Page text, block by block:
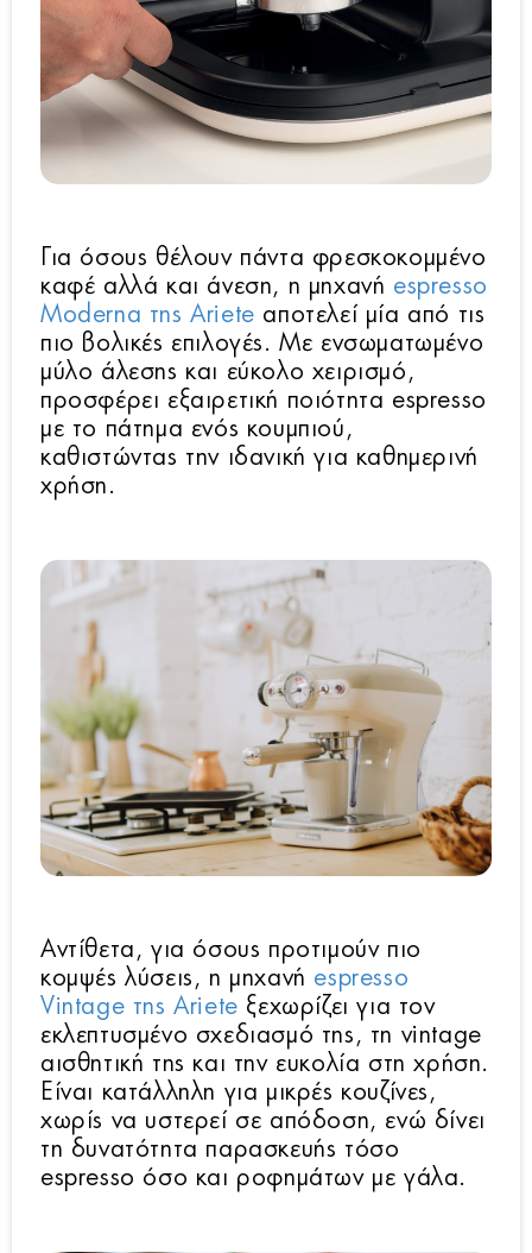
Για όσους θέλουν πάντα φρεσκοκομμένο
καφέ αλλά και άνεση, η μηχανή espresso
Moderna της Ariete αποτελεί μία από τις
πιο βολικές επιλογές. Με ενσωματωμένο
μύλο άλεσης και εύκολο χειρισμό,
προσφέρει εξαιρετική ποιότητα espresso
με το πάτημα ενός κουμπιού,
καθιστώντας την ιδανική για καθημερινή
χρήση.
Αντίθετα, για όσους προτιμούν πιο
κομψές λύσεις, η μηχανή espresso
Vintage της Ariete ξεχωρίζει για τον
εκλεπτυσμένο σχεδιασμό της, τη vintage
αισθητική της και την ευκολία στη χρήση.
Είναι κατάλληλη για μικρές κουζίνες,
χωρίς να υστερεί σε απόδοση, ενώ δίνει
τη δυνατότητα παρασκευής τόσο
espresso όσο και ροφημάτων με γάλα.